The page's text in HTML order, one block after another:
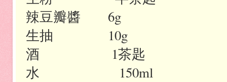
辣豆瓣醬
6g
生抽
10g
酒
1茶匙
水
150ml